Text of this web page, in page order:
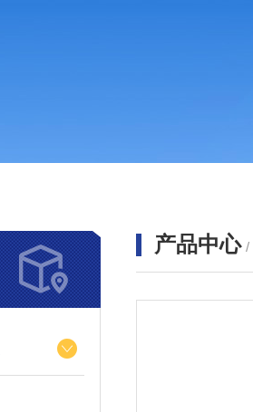
产品中心 /